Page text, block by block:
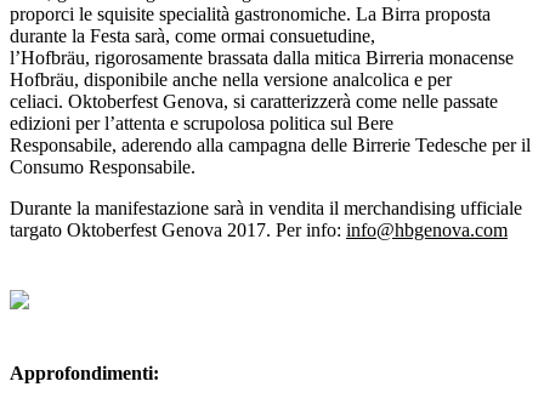
proporci le squisite specialità gastronomiche. La Birra proposta
durante la Festa sarà, come ormai consuetudine,
l’Hofbräu, rigorosamente brassata dalla mitica Birreria monacense
Hofbräu, disponibile anche nella versione analcolica e per
celiaci. Oktoberfest Genova, si caratterizzerà come nelle passate
edizioni per l’attenta e scrupolosa politica sul Bere
Responsabile, aderendo alla campagna delle Birrerie Tedesche per il
Consumo Responsabile.
Durante la manifestazione sarà in vendita il merchandising ufficiale
targato Oktoberfest Genova 2017. Per info: info@hbgenova.com
Approfondimenti: